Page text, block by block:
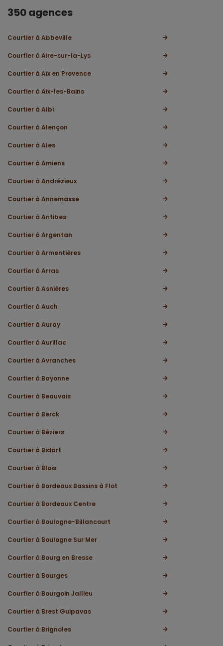
350 agences
Courtier à Abbeville
Courtier à Aire-sur-la-Lys
Courtier à Aix en Provence
Courtier à Aix-les-Bains
Courtier à Albi
Courtier à Alençon
Courtier à Ales
Courtier à Amiens
Courtier à Andrézieux
Courtier à Annemasse
Courtier à Antibes
Courtier à Argentan
Courtier à Armentières
Courtier à Arras
Courtier à Asnières
Courtier à Auch
Courtier à Auray
Courtier à Aurillac
Courtier à Avranches
Courtier à Bayonne
Courtier à Beauvais
Courtier à Berck
Courtier à Béziers
Courtier à Bidart
Courtier à Blois
Courtier à Bordeaux Bassins à Flot
Courtier à Bordeaux Centre
Courtier à Boulogne-Billancourt
Courtier à Boulogne Sur Mer
Courtier à Bourg en Bresse
Courtier à Bourges
Courtier à Bourgoin Jallieu
Courtier à Brest Guipavas
Courtier à Brignoles